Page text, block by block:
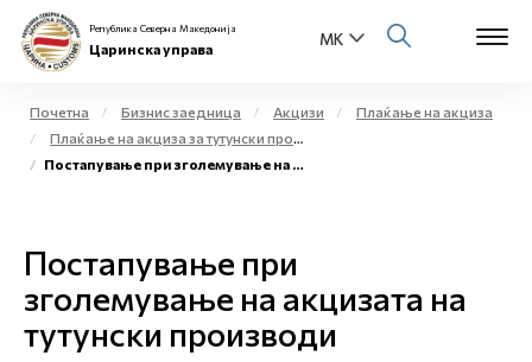
За нас
Бизнис заедница
Е-Царина
Република Северна Македонија
Царинска управа
Почетна Бизнис заедница Акцизи
Плаќање на акциза
Плаќање на акциза за тутунски производи
Постапување при зголемување на акцизата на тутунски производи
Постапување при
зголемување на акцизата на
тутунски производи